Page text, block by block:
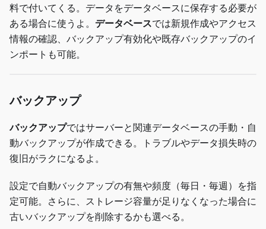
料で付いてくる。データをデータベースに保存する必要が
ある場合に使うよ。 データベースでは新規作成やアクセス
情報の確認、バックアップ有効化や既存バックアップのイ
ンポートも可能。
バックアップ
バックアップではサーバーと関連データベースの手動・自
動バックアップが作成できる。トラブルやデータ損失時の
復旧がラクになるよ。
設定で自動バックアップの有無や頻度（毎日・毎週）を指
定可能。さらに、ストレージ容量が足りなくなった場合に
古いバックアップを削除するかも選べる。